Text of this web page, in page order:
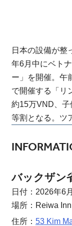
日本の設備が整
年6月中にベト
ー」を開催。午
で開催する「リ
約15万VND、
等割となる。ツ
バックザン
日付：2026年6
場所：Reiwa Inn
住所： 53 Kim